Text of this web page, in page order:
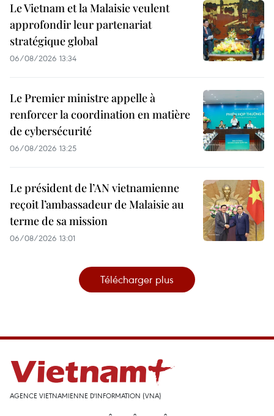
Le Vietnam et la Malaisie veulent
approfondir leur partenariat
stratégique global
06/08/2026 13:34
Le Premier ministre appelle à
renforcer la coordination en matière
de cybersécurité
06/08/2026 13:25
Le président de l’AN vietnamienne
reçoit l’ambassadeur de Malaisie au
terme de sa mission
06/08/2026 13:01
Télécharger plus
AGENCE VIETNAMIENNE D'INFORMATION (VNA)